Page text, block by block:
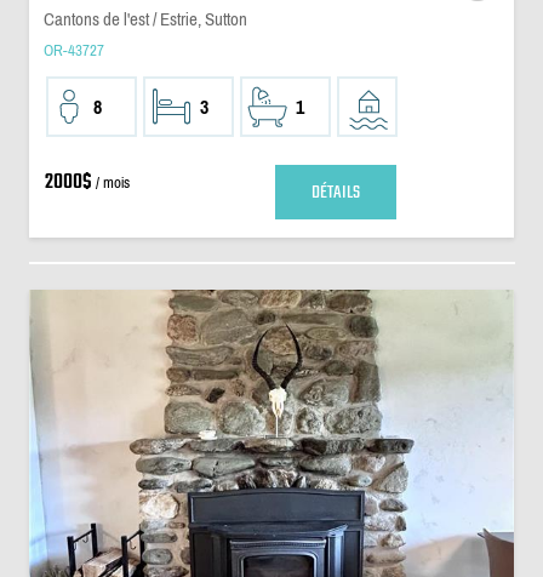
Cantons de l'est / Estrie, Sutton
OR-43727
8 3 1
2000$ / mois DÉTAILS